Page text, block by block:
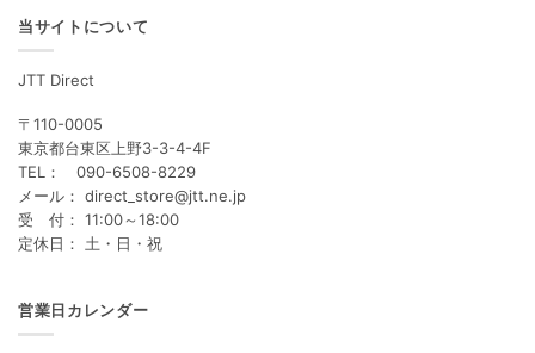
当サイトについて
JTT Direct
〒110-0005
東京都台東区上野3-3-4-4F
TEL： 090-6508-8229
メール： direct_store@jtt.ne.jp
受 付： 11:00～18:00
定休日： 土・日・祝
営業日カレンダー